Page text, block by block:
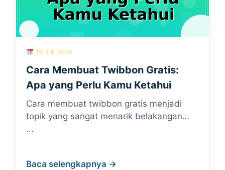
15 Juli 2026
Cara Membuat Twibbon Gratis:
Apa yang Perlu Kamu Ketahui
Cara membuat twibbon gratis menjadi
topik yang sangat menarik belakangan…
...
Baca selengkapnya →